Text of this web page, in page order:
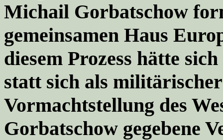
Michail Gorbatschow
gemeinsamen Haus
diesem Prozess hätte
statt sich als
Vormachtstellung des
Gorbatschow gegebene